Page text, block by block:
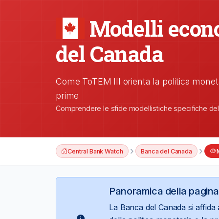
Modelli
del Canada
Come ToTEM III orienta la politica
prime
Comprendere le sfide modellistiche specifiche
Central Bank Watch › Banca del Canada ›
Panoramica della pagina
La Banca del Canada si